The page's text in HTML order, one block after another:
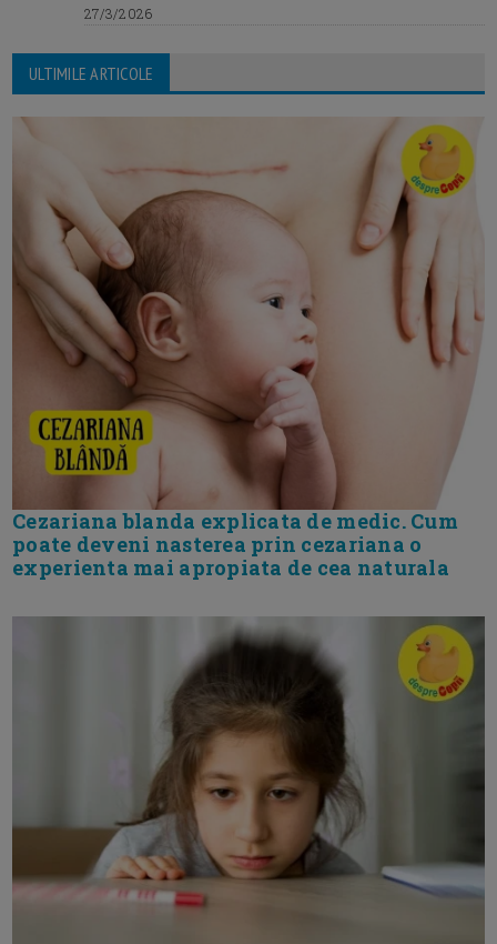
27/3/2026
ULTIMILE ARTICOLE
Cezariana blanda explicata de medic. Cum
poate deveni nasterea prin cezariana o
experienta mai apropiata de cea naturala